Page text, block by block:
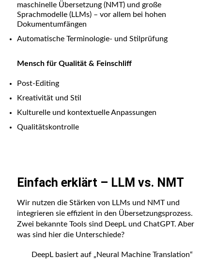
maschinelle Übersetzung (NMT) und große
Sprachmodelle (LLMs) – vor allem bei hohen
Dokumentumfängen
Automatische Terminologie- und Stilprüfung
Mensch für Qualität & Feinschliff
Post-Editing
Kreativität und Stil
Kulturelle und kontextuelle Anpassungen
Qualitätskontrolle
Einfach erklärt – LLM vs. NMT
Wir nutzen die Stärken von LLMs und NMT und
integrieren sie effizient in den Übersetzungsprozess.
Zwei bekannte Tools sind DeepL und ChatGPT. Aber
was sind hier die Unterschiede?
DeepL basiert auf „Neural Machine Translation“